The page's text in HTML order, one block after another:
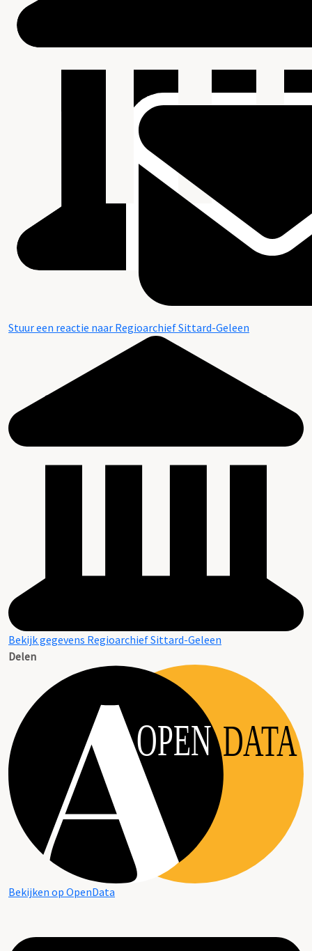
Stuur een reactie naar Regioarchief Sittard-Geleen
Bekijk gegevens Regioarchief Sittard-Geleen
Delen
OPEN DATA
Bekijken op OpenData